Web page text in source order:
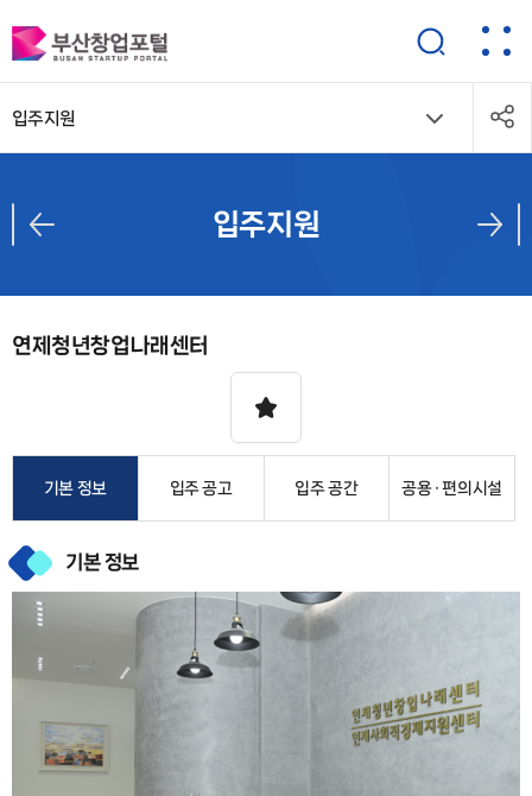
입주지원
입주지원
연제청년창업나래센터
기본 정보 입주 공고 입주 공간 공용 · 편의시설
기본 정보